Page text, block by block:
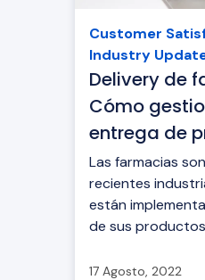
Customer
Industry
Delivery de
Cómo
entrega de
médicos
Las farmacias
recientes
están
de sus
gestionar
17 Agosto, 2022